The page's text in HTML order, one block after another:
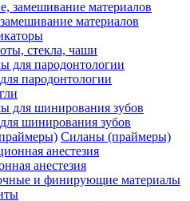
материалов
стекла, чаши
пародонтологии
шинирования зубов
Силаны (праймеры)
анестезия